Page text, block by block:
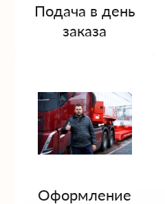
Подача в день
заказа
Оформление